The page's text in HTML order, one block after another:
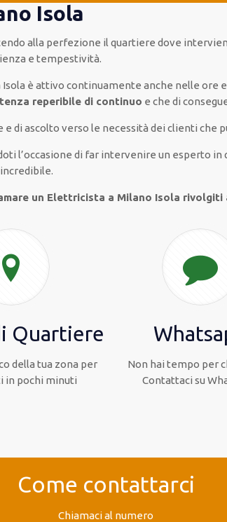
Isola
alla perfezione il quartiere dove
e tempestività.
Isola èattivo continuamente anche nelle ore
reperibile di continuo e chedi
e di ascolto verso le necessitàdei clienti che
l’occasione di far intervenire un esperto in
incredibile.
un Elettricista a Milano Isola rivolgiti
Quartiere
della tua zona per
in pochi minuti
Non hai tempo per
Contattaci su
Come contattarci
Chiamaci al numero